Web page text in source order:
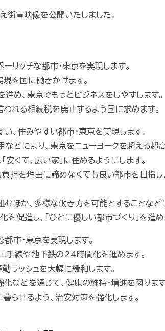
街宣映像を公開いたしました。
一リッチな都市・東京を実現します。
を国に働きかけます。
め、東京でもっとビジネスをしやすします。
れる相続税を廃止するよう国に求めます。
い、住みやすい都市・東京を実現します。
どにより、東京をニューヨークを超える超
くて、広い家」に住めるようにします。
担を理由に諦めなくても良い都市を目指し
ほか、多様な働き方を可能とすることなど
促進し、「ひとに優しい都市づくり」を進め
市・東京を実現します。
線や地下鉄の24時間化を進めます。
ラッシュを大幅に緩和します。
などを通じて、健康の維持・増進を図ります
らせるよう、治安対策を強化します。